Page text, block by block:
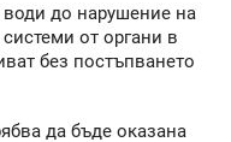
до нарушение на
от органи в
без постъпването
да бъде оказана